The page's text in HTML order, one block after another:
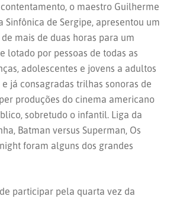
o maestro Guilherme
Sinfônica de Sergipe, apresentou um
mais de duas horas para um
lotado por pessoas de todas as
adolescentes e jovens a adultos
e já consagradas trilhas sonoras de
produções do cinema americano
sobretudo o infantil. Liga da
Batman versus Superman, Os
foram alguns dos grandes
participar pela quarta vez da